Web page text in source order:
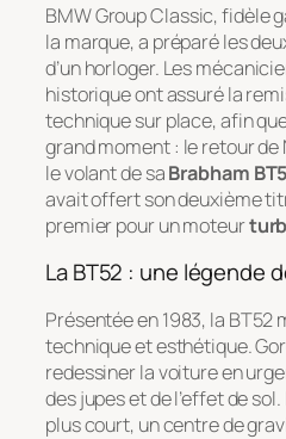
BMW Group Classic, fidèle
la marque, a préparé les
d’un horloger. Les
historique ont assuré la
technique sur place, afin
grand moment : le retour
le volant de saBrabham
avait offert son deuxième
premier pour un moteur
La BT52 : une légende
Présentée en 1983, la
technique et esthétique.
redessiner la voiture en
des jupes et de l’effet de
plus court, un centre de